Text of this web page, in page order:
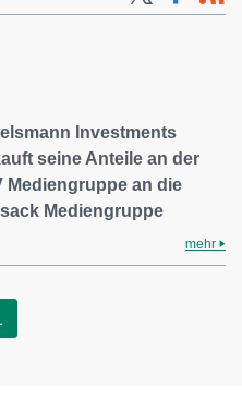
Investments
seine Anteile an der
Mediengruppe an die
Mediengruppe
mehr